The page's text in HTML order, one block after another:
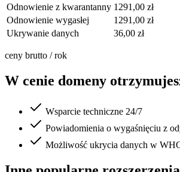
Odnowienie z kwarantanny 1291,00 zł
Odnowienie wygasłej
1291,00 zł
Ukrywanie danych
36,00 zł
ceny brutto / rok
W cenie domeny
Wsparcie techniczne 24/7
Powiadomienia o wygaśnięciu z
Możliwość ukrycia danych w